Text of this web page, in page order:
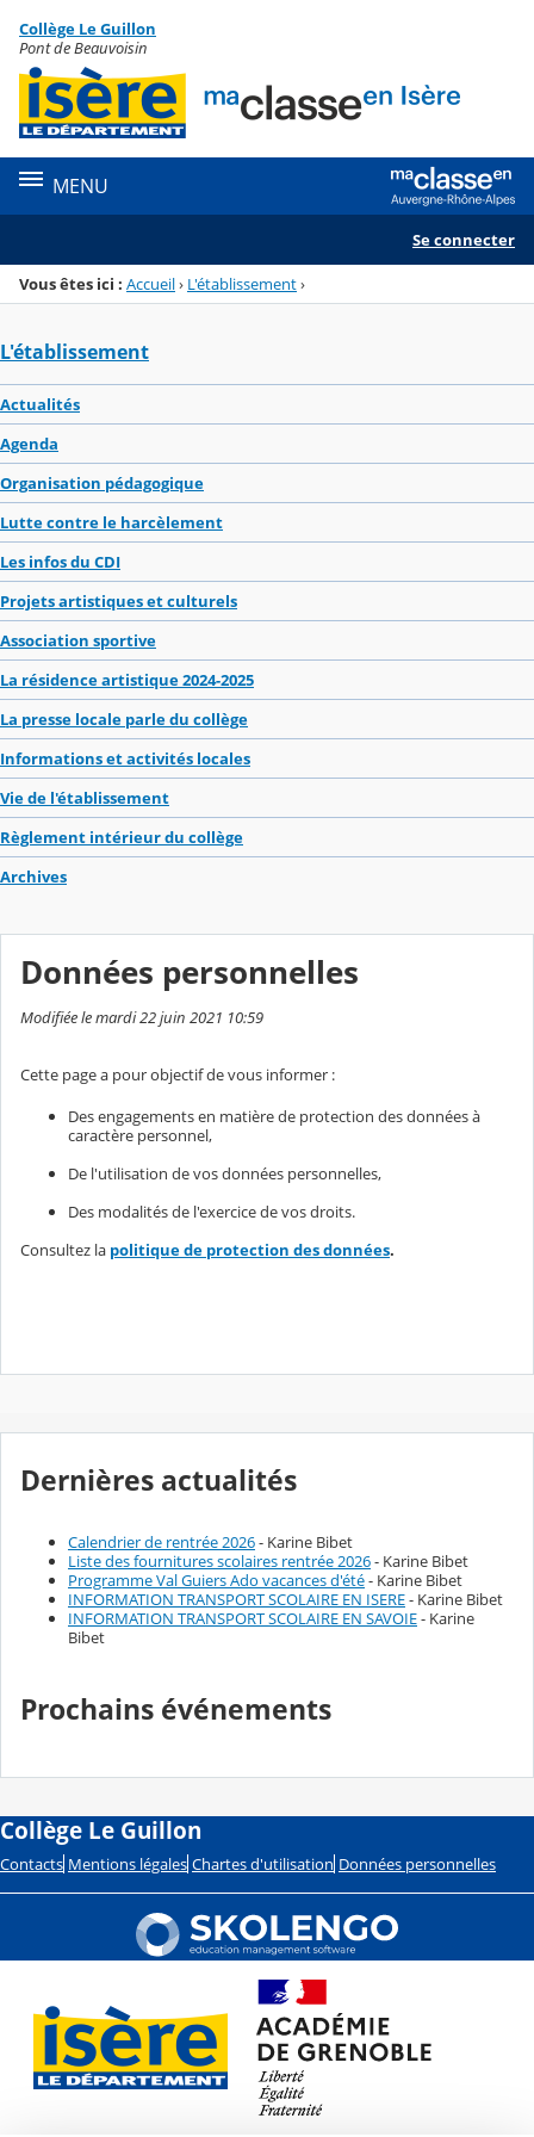
Menu de la rubrique
Contenu
Collège Le Guillon
Pont de Beauvoisin
MENU
Se connecter
Vous êtes ici : Accueil› L'établissement›
L'établissement
Actualités
Agenda
Organisation pédagogique
Lutte contre le harcèlement
Les infos du CDI
Projets artistiques et culturels
Association sportive
La résidence artistique 2024-2025
La presse locale parle du collège
Informations et activités locales
Vie de l'établissement
Règlement intérieur du collège
Archives
Données personnelles
Modifiée le mardi 22 juin 2021 10:59
Cette page a pour objectif de vous informer :
Des engagements en matière de protection des données à
caractère personnel,
De l'utilisation de vos données personnelles,
Des modalités de l'exercice de vos droits.
Consultez la politique de protection des données.
Dernières actualités
Calendrier de rentrée 2026- Karine Bibet
Liste des fournitures scolaires rentrée 2026- Karine Bibet
Programme Val Guiers Ado vacances d'été- Karine Bibet
INFORMATION TRANSPORT SCOLAIRE EN ISERE- Karine Bibet
INFORMATION TRANSPORT SCOLAIRE EN SAVOIE- Karine
Bibet
Prochains événements
Collège Le Guillon
Contacts Mentions légales Chartes d'utilisation Données personnelles